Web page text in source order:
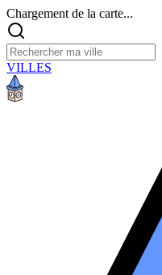
Chargement de la carte...
VILLES